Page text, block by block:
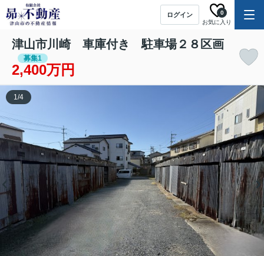
ログイン
お気に入り
0
津山市川崎 車庫付き 駐車場２８区画
募集1
2,400万円
1/4